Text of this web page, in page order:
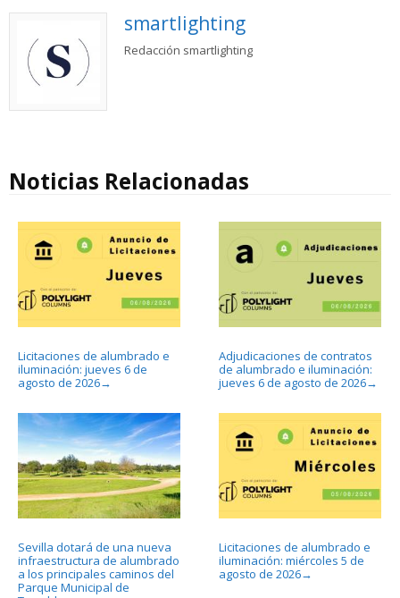
smartlighting
Redacción smartlighting
Noticias Relacionadas
Licitaciones de alumbrado e
iluminación: jueves 6 de
agosto de 2026→
Adjudicaciones de contratos
de alumbrado e iluminación:
jueves 6 de agosto de 2026→
Sevilla dotará de una nueva
infraestructura de alumbrado
a los principales caminos del
Parque Municipal de
Licitaciones de alumbrado e
iluminación: miércoles 5 de
agosto de 2026→